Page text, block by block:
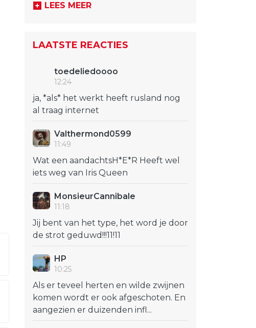
LEES MEER
LAATSTE REACTIES
toedeliedoooo
12:24
ja, *als* het werkt heeft rusland nog
al traag internet
Valthermond0599
11:49
Wat een aandachtsH*E*R Heeft wel
iets weg van Iris Queen
MonsieurCannibale
11:18
Jij bent van het type, het word je door
de strot geduwd!!!11!11
HP
10:25
Als er teveel herten en wilde zwijnen
komen wordt er ook afgeschoten. En
aangezien er duizenden infl...